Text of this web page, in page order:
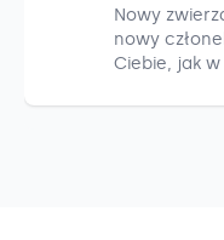
Nowy
nowy
Ciebie, jak w